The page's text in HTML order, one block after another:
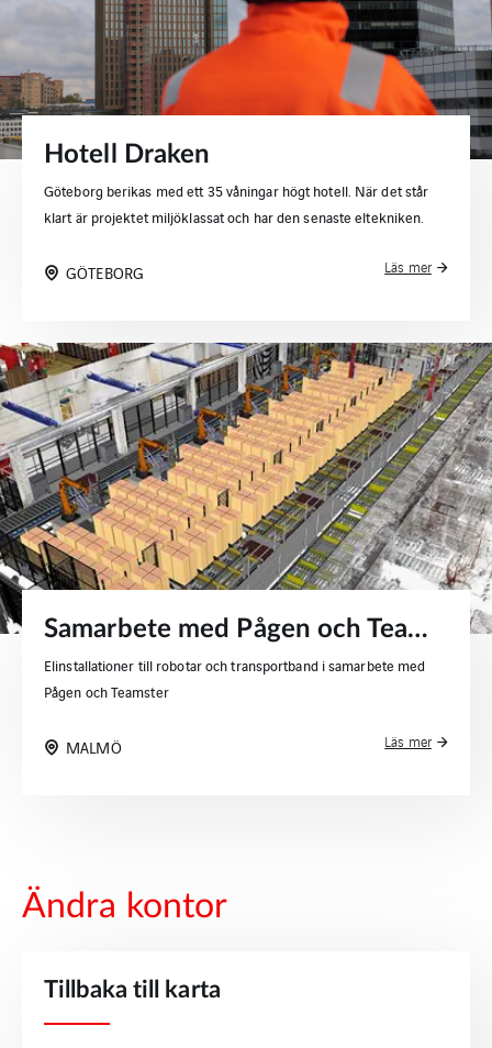
Hotell Draken
Göteborg berikas med ett 35 våningar högt hotell. När det står
klart är projektet miljöklassat och har den senaste eltekniken.
GÖTEBORG Läs mer
Samarbete med Pågen och Teamster
Elinstallationer till robotar och transportband i samarbete med
Pågen och Teamster
MALMÖ Läs mer
Ändra kontor
Tillbaka till karta